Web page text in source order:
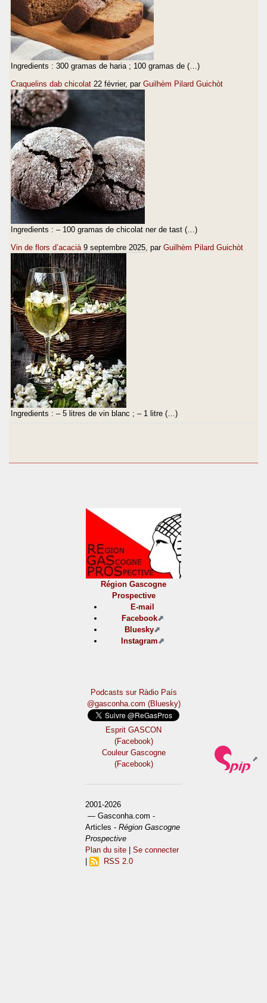
Ingredients : 300 gramas de haria ; 100 gramas de (…)
Craquelins dab chicolat 22 février, par Guilhèm Pilard Guichòt
Ingredients : – 100 gramas de chicolat ner de tast (…)
Vin de flors d’acacià 9 septembre 2025 , par Guilhèm Pilard Guichòt
Ingredients : – 5 litres de vin blanc ; – 1 litre (…)
Région Gascogne
Prospective
E-mail
Facebook
Bluesky
Instagram
Podcasts sur Ràdio País
@gasconha.com (Bluesky)
Esprit GASCON
(Facebook)
Couleur Gascogne
(Facebook)
2001-2026
— Gasconha.com -
Articles -Région Gascogne
Prospective
Plan du site |Se connecter
RSS 2.0